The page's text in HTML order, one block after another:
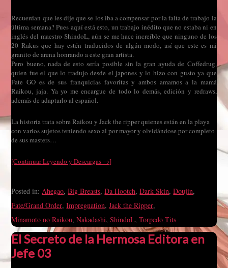
Recuerdan que les dije que se los iba a compensar por la falta de trabajo la
última semana? Pues aquí está esto, un trabajo inédito que no estaba ni en
inglés del maestro ShindoL, aún se me hace increíble que ninguno de los
20 Rakus que hay estén traducidos de algún modo, así que este es mi
granito de arena honrando a este gran artista.
Pero bueno, nada de esto sería posible sin la gran ayuda de Coffedrug,
quien fue el que lo tradujo desde el japones y lo hizo con gusto ya que
Fate GO es de sus franquicias favoritas y ambos amamos a la mamá
Raikou, jaja. Ya yo me encargue de todo lo demás, edición y redraws,
además de adaptarlo al español.
La historia trata sobre Raikou y Jack the ripper quienes están en la playa
con varios sujetos teniendo sexo al por mayor y olvidándose por completo
de sus masters…
[Continuar Leyendo y Descargas →]
Posted in:Ahegao,Big Breasts,Da Hootch,Dark Skin,Doujin,
Fate/Grand Order,Impregnation,Jack the Ripper,
Minamoto no Raikou,Nakadashi,ShindoL,Torpedo Tits
El Secreto de la Hermosa Editora en
Jefe 03